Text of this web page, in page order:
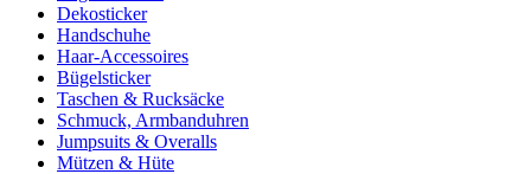
Dekosticker
Handschuhe
Haar-Accessoires
Bügelsticker
Taschen & Rucksäcke
Schmuck, Armbanduhren
Jumpsuits & Overalls
Mützen & Hüte